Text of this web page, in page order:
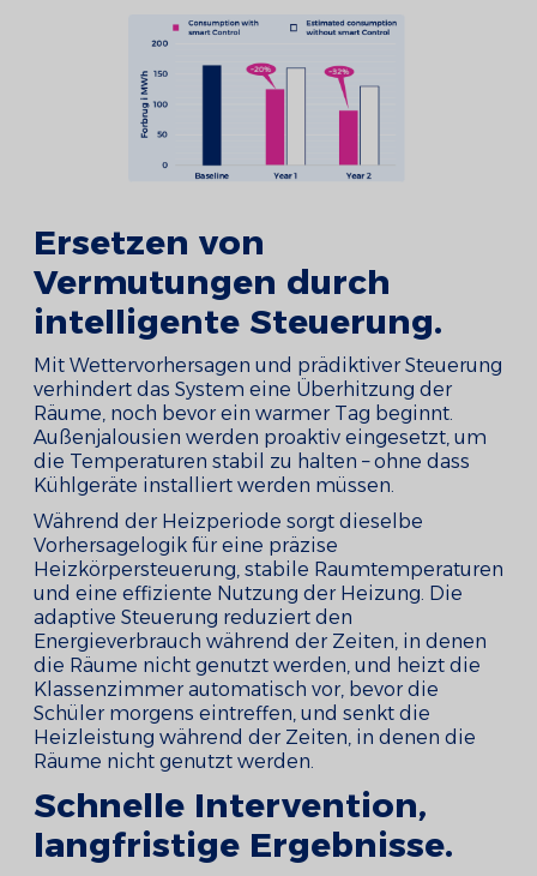
Ersetzen von
Vermutungen durch
intelligente Steuerung.
Mit Wettervorhersagen und prädiktiver Steuerung
verhindert das System eine Überhitzung der
Räume, noch bevor ein warmer Tag beginnt.
Außenjalousien werden proaktiv eingesetzt, um
die Temperaturen stabil zu halten – ohne dass
Kühlgeräte installiert werden müssen.
Während der Heizperiode sorgt dieselbe
Vorhersagelogik für eine präzise
Heizkörpersteuerung, stabile Raumtemperaturen
und eine effiziente Nutzung der Heizung. Die
adaptive Steuerung reduziert den
Energieverbrauch während der Zeiten, in denen
die Räume nicht genutzt werden, und heizt die
Klassenzimmer automatisch vor, bevor die
Schüler morgens eintreffen, und senkt die
Heizleistung während der Zeiten, in denen die
Räume nicht genutzt werden.
Schnelle Intervention,
langfristige Ergebnisse.